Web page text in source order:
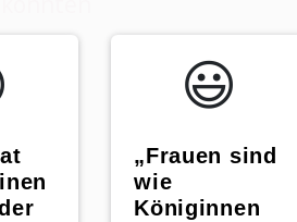
😃️
„Frauen sind
wie
Königinnen